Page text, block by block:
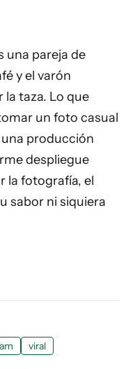
una pareja de
y el varón
taza. Lo que
un foto casual
producción
despliegue
la fotografía, el
sabor ni siquiera
viral